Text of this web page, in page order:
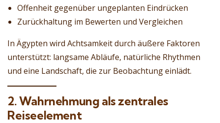
Offenheit gegenüber ungeplanten Eindrücken
Zurückhaltung im Bewerten und Vergleichen
In Ägypten wird Achtsamkeit durch äußere Faktoren
unterstützt: langsame Abläufe, natürliche Rhythmen
und eine Landschaft, die zur Beobachtung einlädt.
2. Wahrnehmung als zentrales
Reiseelement